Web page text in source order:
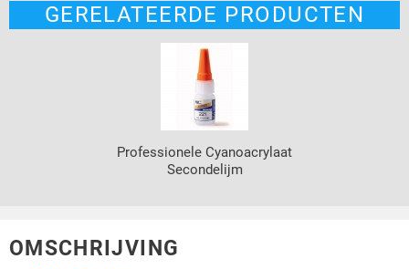
GERELATEERDE PRODUCTEN
Professionele Cyanoacrylaat
Secondelijm
OMSCHRIJVING